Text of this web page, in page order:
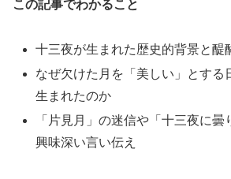
この記事でわかること
十三夜が生まれた歴史的背景と醍
なぜ欠けた月を「美しい」とする
生まれたのか
「片見月」の迷信や「十三夜に曇
興味深い言い伝え